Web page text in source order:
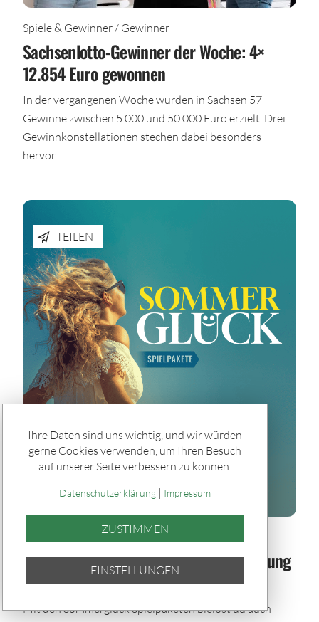
Spiele & Gewinner / Gewinner
Sachsenlotto-Gewinner der Woche: 4×
12.854 Euro gewonnen
In der vergangenen Woche wurden in Sachsen 57
Gewinne zwischen 5.000 und 50.000 Euro erzielt. Drei
Gewinnkonstellationen stechen dabei besonders
hervor.
TEILEN
Spiele & Gewinner / Spiele
Sommerglück im Paket: Bei jeder Ziehung
dabei – auch im Urlaub
Mit den Sommerglück Spielpaketen bleibst du auch
Ihre Daten sind uns wichtig, und wir würden
gerne Cookies verwenden, um Ihren Besuch
auf unserer Seite verbessern zu können.
Datenschutzerklärung| Impressum
ZUSTIMMEN
EINSTELLUNGEN